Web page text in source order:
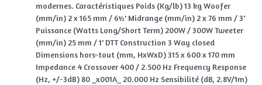
modernes. Caractéristiques Poids (Kg/lb) 13 kg Woofer
(mm/in) 2 x 165 mm / 6½' Midrange (mm/in) 2 x 76 mm / 3'
Puissance (Watts Long/Short Term) 200W / 300W Tweeter
(mm/in) 25 mm / 1' DTT Construction 3 Way closed
Dimensions hors-tout (mm, HxWxD) 315 x 600 x 170 mm
Impedance 4 Crossover 400 / 2.500 Hz Frequency Response
(Hz, +/-3dB) 80 _x001A_ 20.000 Hz Sensibilité (dB, 2.8V/1m)